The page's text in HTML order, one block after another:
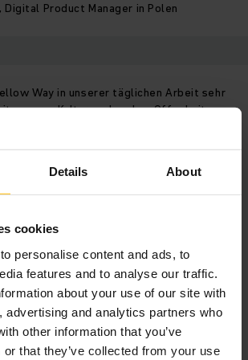
Details About
cookies
personalise content and ads, to
features and to analyse our traffic.
about your use of our site with
advertising and analytics partners who
other information that you’ve
or that they’ve collected from your use
Digital Product Manager in Polen
Way in unserer täglichen Arbeit sehr
unserer Kultur verbunden. Offenheit
Feedback auf direkte, aber
in dem wir ständig reflektieren, uns
Extrameile gehen. Auch Effizienz ist
von Ressourcen mehr zu erreichen.